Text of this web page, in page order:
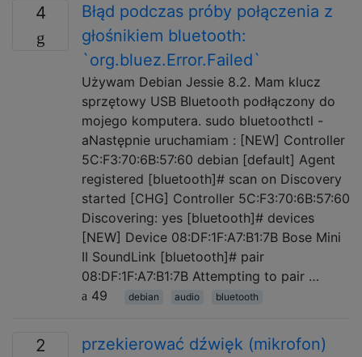
4
Błąd podczas próby połączenia z
głośnikiem bluetooth:
`org.bluez.Error.Failed`
Używam Debian Jessie 8.2. Mam klucz
sprzętowy USB Bluetooth podłączony do
mojego komputera. sudo bluetoothctl -
aNastępnie uruchamiam : [NEW] Controller
5C:F3:70:6B:57:60 debian [default] Agent
registered [bluetooth]# scan on Discovery
started [CHG] Controller 5C:F3:70:6B:57:60
Discovering: yes [bluetooth]# devices
[NEW] Device 08:DF:1F:A7:B1:7B Bose Mini
II SoundLink [bluetooth]# pair
08:DF:1F:A7:B1:7B Attempting to pair …
49
debian audio bluetooth
2
przekierować dźwięk (mikrofon)